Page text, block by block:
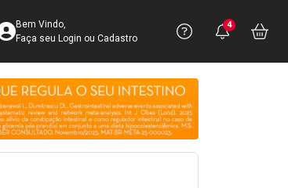
sua Conta
Bem Vindo,
Faça seu Login ou Cadastro
Precisa
Ver Recursos
Você
4